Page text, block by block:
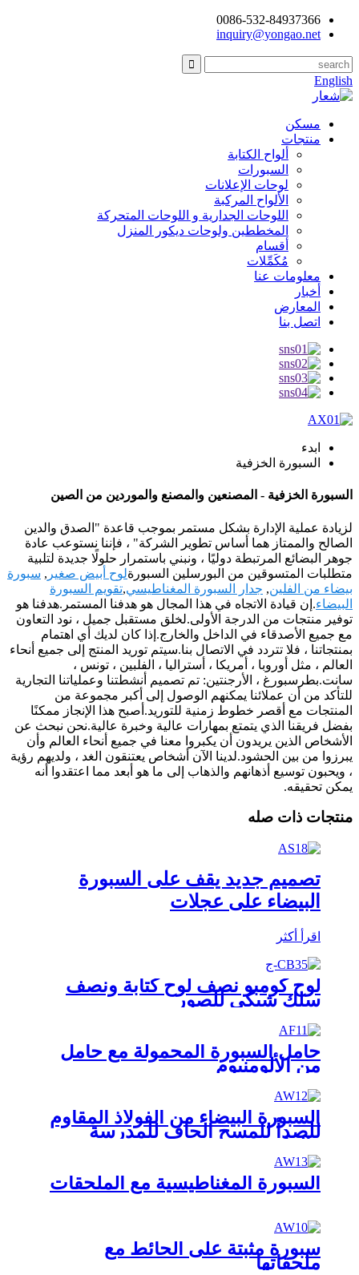
0086-532-84937366
inquiry@yongao.net
English
مسكن
منتجات
ألواح الكتابة
السبورات
لوحات الإعلانات
الألواح المركبة
اللوحات الجدارية و اللوحات المتحركة
المخططين ولوحات ديكور المنزل
أقسام
مُكَمِّلات
معلومات عنا
أخبار
المعارض
اتصل بنا
ابدء
السبورة الخزفية
السبورة الخزفية - المصنعين والمصنع والموردين من الصين
لزيادة عملية الإدارة بشكل مستمر بموجب قاعدة "الصدق والدين
الصالح والممتاز هما أساس تطوير الشركة" ، فإننا نستوعب عادة
جوهر البضائع المرتبطة دوليًا ، ونبني باستمرار حلولًا جديدة لتلبية
متطلبات المتسوقين من البورسلين السبورةلوح أبيض صغير , سبورة
بيضاء من الفلين, جدار السبورة المغناطيسي,تقويم السبورة
البيضاء.إن قيادة الاتجاه في هذا المجال هو هدفنا المستمر.هدفنا هو
توفير منتجات من الدرجة الأولى.لخلق مستقبل جميل ، نود التعاون
مع جميع الأصدقاء في الداخل والخارج.إذا كان لديك أي اهتمام
بمنتجاتنا ، فلا تتردد في الاتصال بنا.سيتم توريد المنتج إلى جميع أنحاء
العالم ، مثل أوروبا ، أمريكا ، أستراليا ، الفلبين ، تونس ،
سانت.بطرسبورغ ، الأرجنتين: تم تصميم أنشطتنا وعملياتنا التجارية
للتأكد من أن عملائنا يمكنهم الوصول إلى أكبر مجموعة من
المنتجات مع أقصر خطوط زمنية للتوريد.أصبح هذا الإنجاز ممكنًا
بفضل فريقنا الذي يتمتع بمهارات عالية وخبرة عالية.نحن نبحث عن
الأشخاص الذين يريدون أن يكبروا معنا في جميع أنحاء العالم وأن
يبرزوا من بين الحشود.لدينا الآن أشخاص يعتنقون الغد ، ولديهم رؤية
، ويحبون توسيع أذهانهم والذهاب إلى ما هو أبعد مما اعتقدوا أنه
يمكن تحقيقه.
منتجات ذات صله
تصميم جديد يقف على السبورة
البيضاء على عجلات
اقرأ أكثر
لوح كومبو نصف لوح كتابة ونصف
سلك شبكي للصور
حامل السبورة المحمولة مع حامل
من الألومنيوم
السبورة البيضاء من الفولاذ المقاوم
للصدأ للمسح الجاف للمدرسة
والمكتب
السبورة المغناطيسية مع الملحقات
سبورة مثبتة على الحائط مع
ملحقاتها